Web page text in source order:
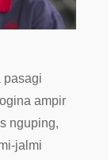
pasagi
ampir
nguping,
jalmi